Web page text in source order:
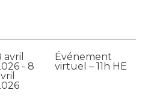
avril
- 8
Événement
virtuel – 11h HE